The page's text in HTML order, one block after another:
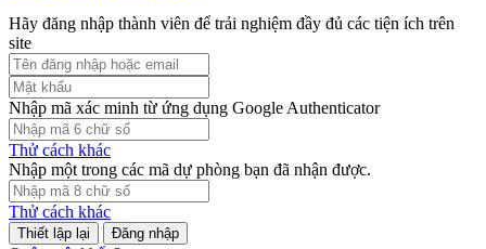
Hãy đăng nhập thành viên để trải nghiệm đầy đủ các tiện ích trên
site
Nhập mã xác minh từ ứng dụng Google Authenticator
Thử cách khác
Nhập một trong các mã dự phòng bạn đã nhận được.
Thử cách khác
Đăng nhập